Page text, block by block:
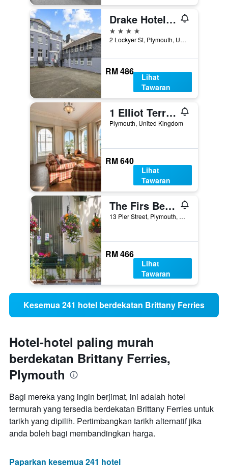
Drake Hotel Plymouth
4 bintang
2 Lockyer St, Plymouth, United Kingdom
RM 486
Lihat
Tawaran
1 Elliot Terrace
Plymouth, United Kingdom
RM 640
Lihat
Tawaran
The Firs Bed and Breakfast
13 Pier Street, Plymouth, United Kingdom
RM 466
Lihat
Tawaran
Kesemua 241 hotel berdekatan Brittany Ferries
Hotel-hotel paling murah
berdekatan Brittany Ferries,
Plymouth
Bagi mereka yang ingin berjimat, ini adalah hotel
termurah yang tersedia berdekatan Brittany Ferries untuk
tarikh yang dipilih. Pertimbangkan tarikh alternatif jika
anda boleh bagi membandingkan harga.
Paparkan kesemua 241 hotel